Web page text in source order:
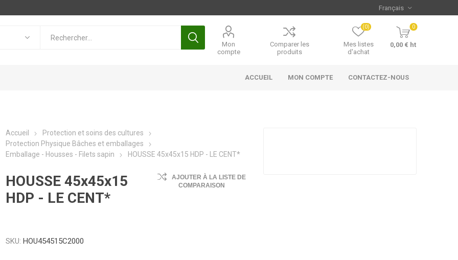
Mon
compte
Comparer les
produits
Mes listes
d'achat
(0) 0
0,00 € ht
ACCUEIL MON COMPTE CONTACTEZ-NOUS
Accueil
Protection et soins des cultures
Protection Physique Bâches et emballages
Emballage - Housses - Filets sapin
HOUSSE 45x45x15 HDP - LE CENT*
HOUSSE 45x45x15
HDP - LE CENT*
AJOUTER À LA LISTE DE
COMPARAISON
SKU: HOU454515C2000